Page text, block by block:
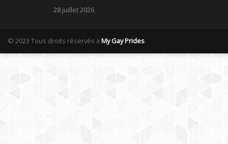
28 juillet 2026
© 2023 Tous droits réservés à My Gay Prides.